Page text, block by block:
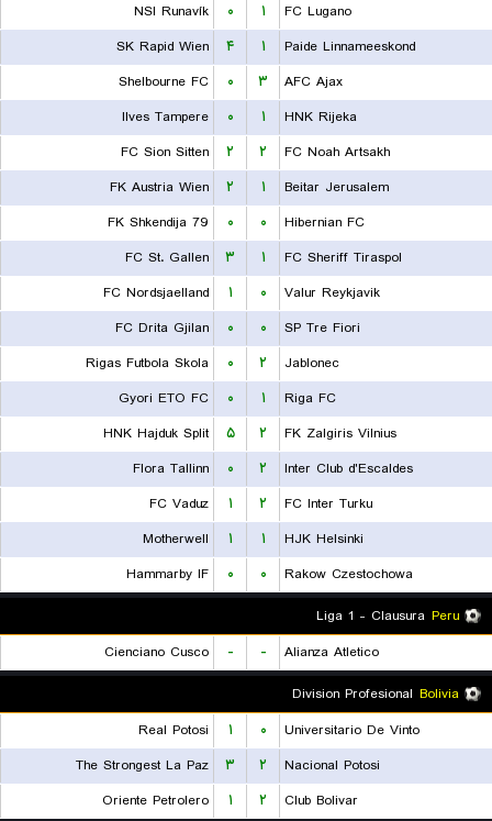
FC Lugano
۱ ۰
NSI Runavík
Paide Linnameeskond
۱ ۴
SK Rapid Wien
AFC Ajax
۳ ۰
Shelbourne FC
HNK Rijeka
۱ ۰
Ilves Tampere
FC Noah Artsakh
۲ ۲
FC Sion Sitten
Beitar Jerusalem
۱ ۲
FK Austria Wien
Hibernian FC
۰ ۰
FK Shkendija 79
FC Sheriff Tiraspol
۱ ۳
FC St. Gallen
Valur Reykjavik
۰ ۱
FC Nordsjaelland
SP Tre Fiori
۰ ۰
FC Drita Gjilan
Jablonec
۲ ۰
Rigas Futbola Skola
Riga FC
۱ ۰
Gyori ETO FC
FK Zalgiris Vilnius
۲ ۵
HNK Hajduk Split
Inter Club d'Escaldes
۲ ۰
Flora Tallinn
FC Inter Turku
۲ ۱
FC Vaduz
HJK Helsinki
۱ ۱
Motherwell
Rakow Czestochowa
۰ ۰
Hammarby IF
Peru
Liga 1 - Clausura
Alianza Atletico
-
-
Cienciano Cusco
Bolivia
Division Profesional
Universitario De Vinto
۰ ۱
Real Potosi
Nacional Potosi
۲ ۳
The Strongest La Paz
Club Bolivar
۲ ۱
Oriente Petrolero